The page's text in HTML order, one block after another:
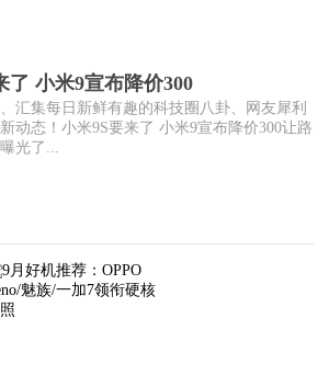
了 小米9宣布降价300
汇集每日新鲜有趣的科技圈八卦、网友犀利
动态！小米9S要来了 小米9宣布降价300让路
光了...